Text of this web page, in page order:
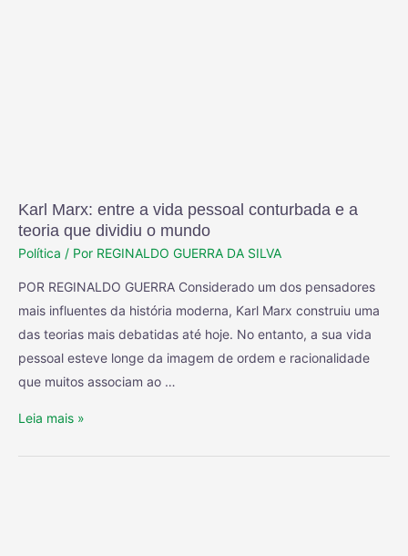
Karl Marx: entre a vida pessoal conturbada e a
teoria que dividiu o mundo
Política / Por REGINALDO GUERRA DA SILVA
POR REGINALDO GUERRA Considerado um dos pensadores
mais influentes da história moderna, Karl Marx construiu uma
das teorias mais debatidas até hoje. No entanto, a sua vida
pessoal esteve longe da imagem de ordem e racionalidade
que muitos associam ao …
Leia mais »